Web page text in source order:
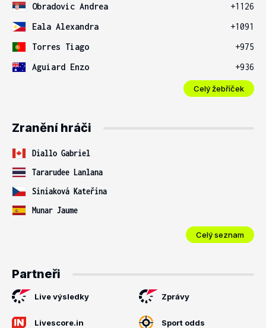
Obradovic Andrea
+1126
Eala Alexandra
+1091
Torres Tiago
+975
Aguiard Enzo
+936
Celý žebříček
Zranění hráči
Diallo Gabriel
Tararudee Lanlana
Siniaková Kateřina
Munar Jaume
Celý seznam
Partneři
Live výsledky Zprávy
Livescore.in Sport odds